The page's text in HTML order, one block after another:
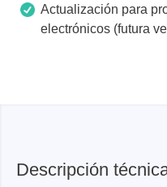
Actualización para
electrónicos (futura
Descripción